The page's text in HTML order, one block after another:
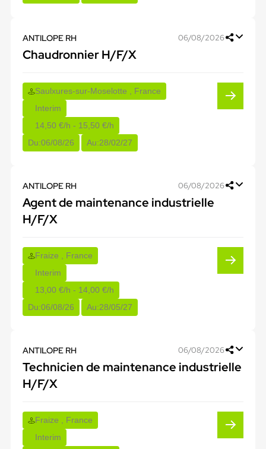
ANTILOPE RH 06/08/2026
Chaudronnier H/F/X
Saulxures-sur-Moselotte , France
Interim
14,50 €/h - 15,50 €/h
Du:06/08/26 Au:28/02/27
ANTILOPE RH 06/08/2026
Agent de maintenance industrielle
H/F/X
Fraize , France
Interim
13,00 €/h - 14,00 €/h
Du:06/08/26 Au:28/05/27
ANTILOPE RH 06/08/2026
Technicien de maintenance industrielle
H/F/X
Fraize , France
Interim